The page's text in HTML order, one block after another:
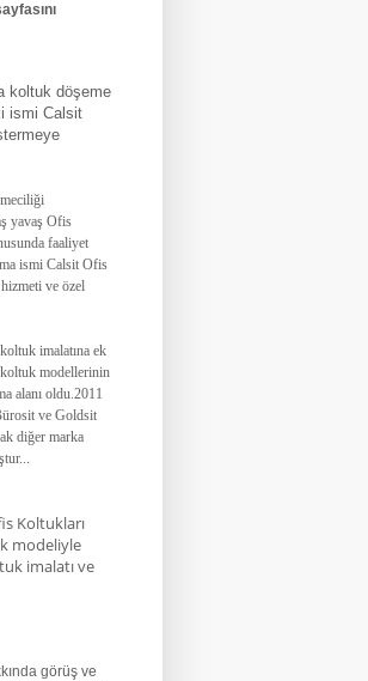
koltuk döşeme
ismi Calsit
yavaş Ofis
faaliyet
ismi Calsit Ofis
ve özel
imalatına ek
modellerinin
alanı oldu.2011
ve Goldsit
diğer marka
..
Koltukları
modeliyle
imalatı ve
görüş ve